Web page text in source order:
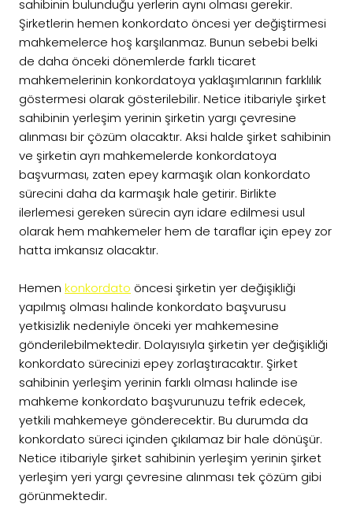
sahibinin bulunduğu yerlerin aynı olması gerekir.
Şirketlerin hemen konkordato öncesi yer değiştirmesi
mahkemelerce hoş karşılanmaz. Bunun sebebi belki
de daha önceki dönemlerde farklı ticaret
mahkemelerinin konkordatoya yaklaşımlarının farklılık
göstermesi olarak gösterilebilir. Netice itibariyle şirket
sahibinin yerleşim yerinin şirketin yargı çevresine
alınması bir çözüm olacaktır. Aksi halde şirket sahibinin
ve şirketin ayrı mahkemelerde konkordatoya
başvurması, zaten epey karmaşık olan konkordato
sürecini daha da karmaşık hale getirir. Birlikte
ilerlemesi gereken sürecin ayrı idare edilmesi usul
olarak hem mahkemeler hem de taraflar için epey zor
hatta imkansız olacaktır.
Hemen konkordato öncesi şirketin yer değişikliği
yapılmış olması halinde konkordato başvurusu
yetkisizlik nedeniyle önceki yer mahkemesine
gönderilebilmektedir. Dolayısıyla şirketin yer değişikliği
konkordato sürecinizi epey zorlaştıracaktır. Şirket
sahibinin yerleşim yerinin farklı olması halinde ise
mahkeme konkordato başvurunuzu tefrik edecek,
yetkili mahkemeye gönderecektir. Bu durumda da
konkordato süreci içinden çıkılamaz bir hale dönüşür.
Netice itibariyle şirket sahibinin yerleşim yerinin şirket
yerleşim yeri yargı çevresine alınması tek çözüm gibi
görünmektedir.